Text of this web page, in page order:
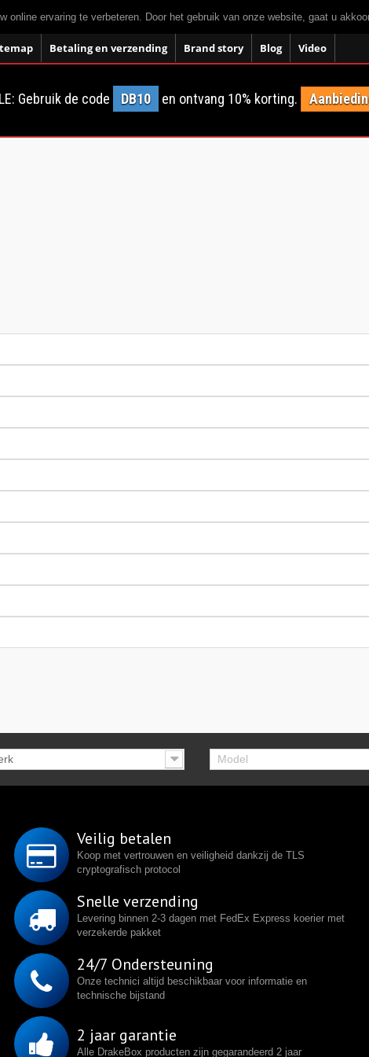
online ervaring te verbeteren. Door het gebruik van onze website, gaat u
Betaling en verzending Brand story Blog Video
Gebruik de code DB10 en ontvang 10% korting.
Model
Veilig betalen
Koop met vertrouwen en veiligheid dankzij de TLS
cryptografisch protocol
Snelle verzending
Levering binnen 2-3 dagen met FedEx Express koerier met
verzekerde pakket
24/7 Ondersteuning
Onze technici altijd beschikbaar voor informatie en
technische bijstand
2 jaar garantie
Alle DrakeBox producten zijn gegarandeerd 2 jaar